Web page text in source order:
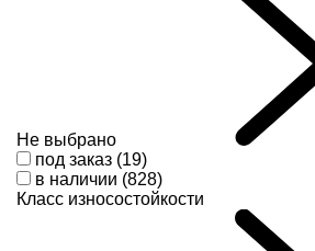
Не выбрано
под заказ (19)
в наличии (828)
Класс износостойкости